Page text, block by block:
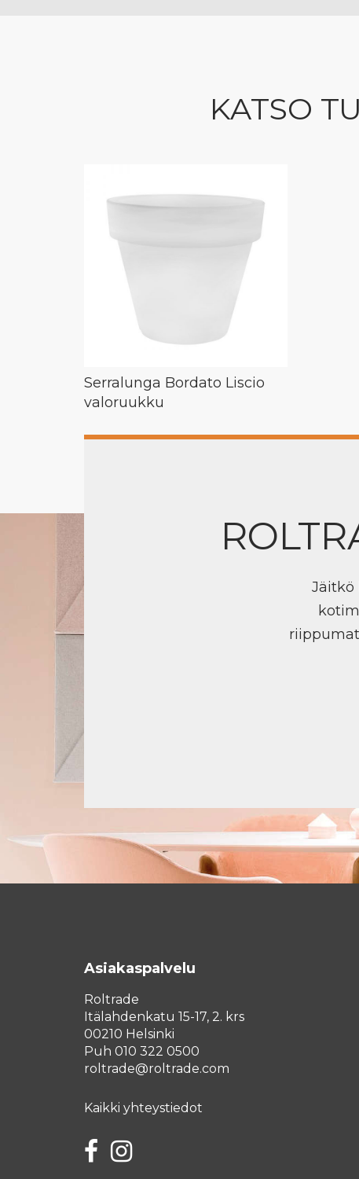
KATSO
Serralunga Bordato Liscio
valoruukku
Jäitkö
Asiakaspalvelu
Roltrade
Itälahdenkatu 15-17, 2. krs
00210 Helsinki
Puh 010 322 0500
roltrade@roltrade.com
Kaikki yhteystiedot
FacebookInstagram